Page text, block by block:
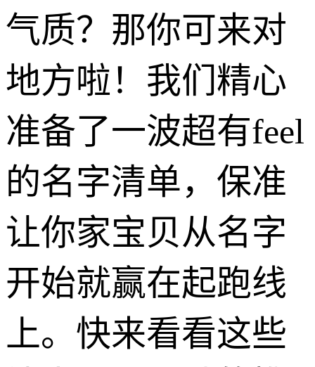
气质？那你可来对
地方啦！我们精心
准备了一波超有feel
的名字清单，保准
让你家宝贝从名字
开始就赢在起跑线
上。快来看看这些